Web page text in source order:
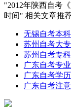
"2012年陕西自考
时间" 相关文章推
无锡自考本
苏州自考大
苏州自考专
广东自考专
广东自考学
广东自考注